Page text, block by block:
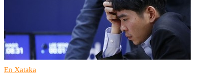
En Xataka